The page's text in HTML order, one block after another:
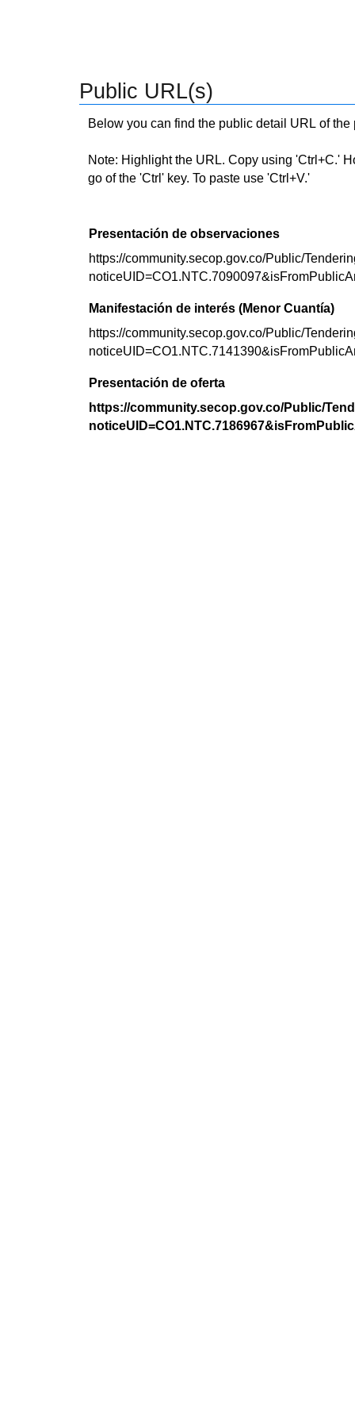
Public URL(s)
Below you can find the public detail URL of
Note: Highlight the URL. Copy using 'Ctrl+C.'
go of the 'Ctrl' key. To paste use 'Ctrl+V.'
Presentación de observaciones
https://community.secop.gov.co/Public/
Manifestación de interés (Menor Cuantía)
https://community.secop.gov.co/Public/
Presentación de oferta
https://community.secop.gov.co/Public/